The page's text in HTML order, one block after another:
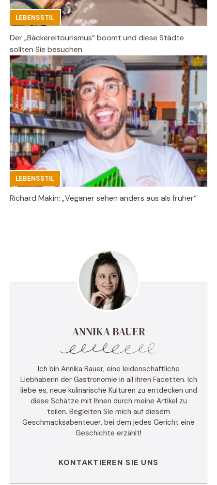
LEBENSSTIL
Der „Bäckereitourismus“ boomt und diese Städte
sollten Sie besuchen
LEBENSSTIL
Richard Makin: „Veganer sehen anders aus als früher“
ANNIKA BAUER
Ich bin Annika Bauer, eine leidenschaftliche
Liebhaberin der Gastronomie in all ihren Facetten. Ich
liebe es, neue kulinarische Kulturen zu entdecken und
diese Schätze mit Ihnen durch meine Artikel zu
teilen. Begleiten Sie mich auf diesem
Geschmacksabenteuer, bei dem jedes Gericht eine
Geschichte erzählt!
KONTAKTIEREN SIE UNS